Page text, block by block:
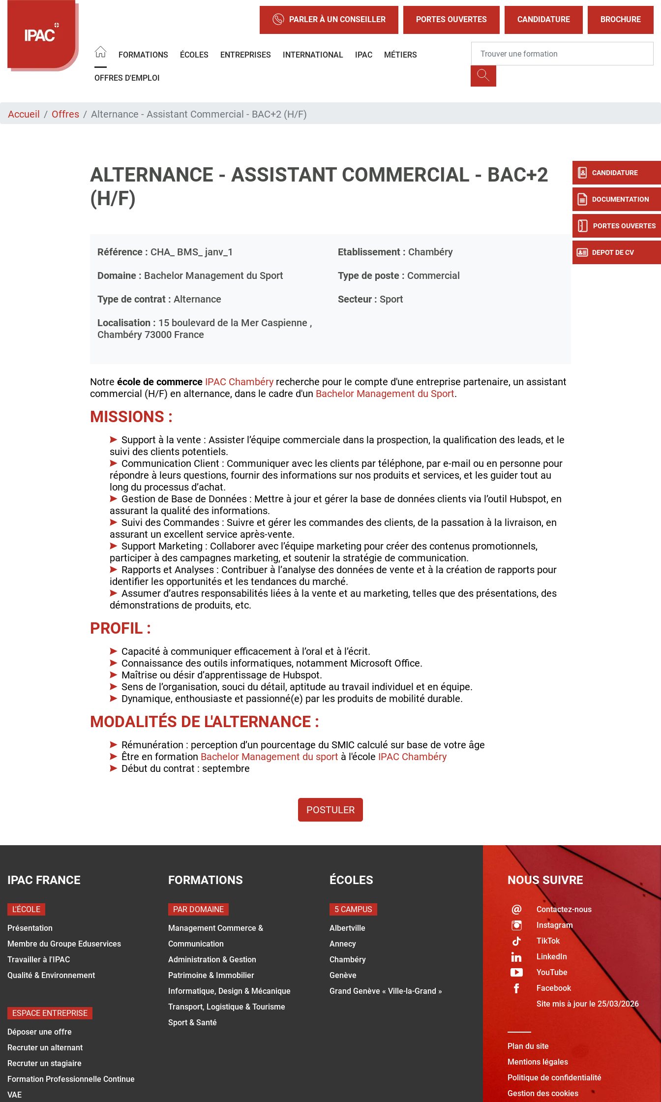
PARLER À UN CONSEILLER PORTES OUVERTES CANDIDATURE BROCHURE
FORMATIONS ÉCOLES ENTREPRISES INTERNATIONAL IPAC MÉTIERS
OFFRES D'EMPLOI
CANDIDATURE
DOCUMENTATION
PORTES OUVERTES
DEPOT DE CV
Accueil Offres Alternance - Assistant Commercial - BAC+2 (H/F)
ALTERNANCE - ASSISTANT COMMERCIAL - BAC+2
(H/F)
Référence : CHA_ BMS_ janv_1 Etablissement : Chambéry
Domaine : Bachelor Management du Sport Type de poste : Commercial
Type de contrat : Alternance Secteur : Sport
Localisation : 15 boulevard de la Mer Caspienne ,
Chambéry 73000 France
Notre école de commerce IPAC Chambéry recherche pour le compte d'une entreprise partenaire, un assistant
commercial (H/F) en alternance, dans le cadre d'un Bachelor Management du Sport.
MISSIONS :
Support à la vente : Assister l’équipe commerciale dans la prospection, la qualification des leads, et le
suivi des clients potentiels.
Communication Client : Communiquer avec les clients par téléphone, par e-mail ou en personne pour
répondre à leurs questions, fournir des informations sur nos produits et services, et les guider tout au
long du processus d’achat.
Gestion de Base de Données : Mettre à jour et gérer la base de données clients via l’outil Hubspot, en
assurant la qualité des informations.
Suivi des Commandes : Suivre et gérer les commandes des clients, de la passation à la livraison, en
assurant un excellent service après-vente.
Support Marketing : Collaborer avec l’équipe marketing pour créer des contenus promotionnels,
participer à des campagnes marketing, et soutenir la stratégie de communication.
Rapports et Analyses : Contribuer à l’analyse des données de vente et à la création de rapports pour
identifier les opportunités et les tendances du marché.
Assumer d’autres responsabilités liées à la vente et au marketing, telles que des présentations, des
démonstrations de produits, etc.
PROFIL :
Capacité à communiquer efficacement à l’oral et à l’écrit.
Connaissance des outils informatiques, notamment Microsoft Office.
Maîtrise ou désir d’apprentissage de Hubspot.
Sens de l’organisation, souci du détail, aptitude au travail individuel et en équipe.
Dynamique, enthousiaste et passionné(e) par les produits de mobilité durable.
MODALITÉS DE L'ALTERNANCE :
Rémunération : perception d’un pourcentage du SMIC calculé sur base de votre âge
Être en formation Bachelor Management du sport à l'école IPAC Chambéry
Début du contrat : septembre
POSTULER
IPAC FRANCE
L'ÉCOLE
Présentation
Membre du Groupe Eduservices
Travailler à l'IPAC
Qualité & Environnement
ESPACE ENTREPRISE
Déposer une offre
Recruter un alternant
Recruter un stagiaire
Formation Professionnelle Continue
VAE
FORMATIONS
PAR DOMAINE
Management Commerce &
Communication
Administration & Gestion
Patrimoine & Immobilier
Informatique, Design & Mécanique
Transport, Logistique & Tourisme
Sport & Santé
ÉCOLES
5 CAMPUS
Albertville
Annecy
Chambéry
Genève
Grand Genève « Ville-la-Grand »
NOUS SUIVRE
Contactez-nous
Instagram
TikTok
LinkedIn
YouTube
Facebook
Site mis à jour le 25/03/2026
Plan du site
Mentions légales
Politique de confidentialité
Gestion des cookies